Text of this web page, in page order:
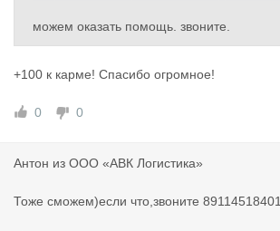
можем оказать помощь. звоните.
+100 к карме! Спасибо огромное!
0 0
Антон из ООО «АВК Логистика»
Тоже сможем)если что,звоните 89114518401